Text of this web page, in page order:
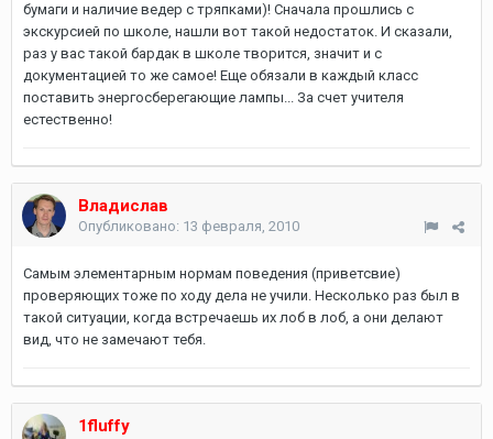
бумаги и наличие ведер с тряпками)! Сначала прошлись с
экскурсией по школе, нашли вот такой недостаток. И сказали,
раз у вас такой бардак в школе творится, значит и с
документацией то же самое! Еще обязали в каждый класс
поставить энергосберегающие лампы... За счет учителя
естественно!
Владислав
Опубликовано: 13 февраля, 2010
Самым элементарным нормам поведения (приветсвие)
проверяющих тоже по ходу дела не учили. Несколько раз был в
такой ситуации, когда встречаешь их лоб в лоб, а они делают
вид, что не замечают тебя.
1fluffy